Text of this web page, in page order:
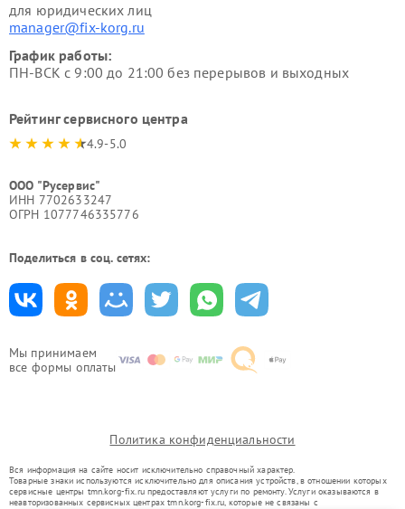
Мы принимаем
все формы оплаты
для юридических лиц
manager@fix-korg.ru
График работы:
ПН-ВСК с 9:00 до 21:00 без перерывов и выходных
Рейтинг сервисного центра
4.9-5.0
ООО "Русервис"
ИНН 7702633247
ОГРН 1077746335776
Поделиться в соц. сетях:
Политика конфиденциальности
Вся информация на сайте носит исключительно справочный характер.
Товарные знаки используются исключительно для описания устройств, в отношении которых
сервисные центры tmn.korg-fix.ru предоставляют услуги по ремонту. Услуги оказываются в
неавторизованных сервисных центрах tmn.korg-fix.ru, которые не связаны с